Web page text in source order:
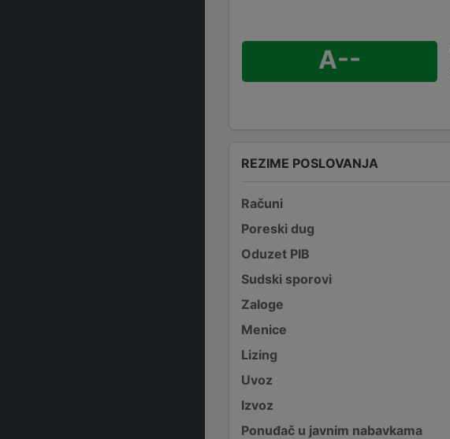
A--
REZIME POSLOVANJA
Računi
Poreski dug
Oduzet PIB
Sudski sporovi
Zaloge
Menice
Lizing
Uvoz
Izvoz
Ponuđač u javnim nabavkama